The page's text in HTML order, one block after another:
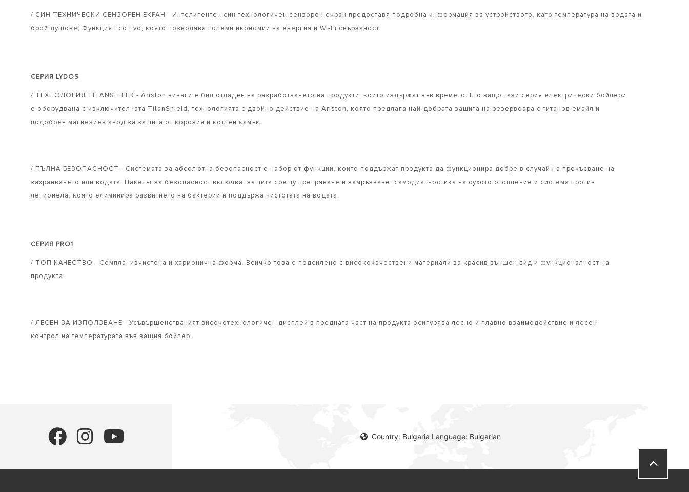
/ СИН ТЕХНИЧЕСКИ СЕНЗОРЕН ЕКРАН - Интелигентен син технологичен сензорен екран предоставя подробна информация за устройството, като температура на водата и
брой душове; Функция Eco Evo, която позволява големи икономии на енергия и Wi-Fi свързаност.
СЕРИЯ LYDOS
/ ТЕХНОЛОГИЯ TITANSHIELD - Ariston винаги е бил отдаден на разработването на продукти, които издържат във времето. Ето защо тази серия електрически бойлери
е оборудвана с изключителната TitanShield, технологията с двойно действие на Ariston, която предлага най-добрата защита на резервоара с титанов емайл и
подобрен магнезиев анод за защита от корозия и котлен камък.
/ ПЪЛНА БЕЗОПАСНОСТ - Системата за абсолютна безопасност е набор от функции, които поддържат продукта да функционира добре в случай на прекъсване на
захранването или водата. Пакетът за безопасност включва: защита срещу прегряване и замръзване, самодиагностика на сухото отопление и система против
легионела, която елиминира развитието на бактерии и поддържа чистотата на водата.
СЕРИЯ PRO1
/ ТОП КАЧЕСТВО - Семпла, изчистена и хармонична форма. Всичко това е подсилено с висококачествени материали за красив външен вид и функционалност на
продукта.
/ ЛЕСЕН ЗА ИЗПОЛЗВАНЕ - Усъвършенстваният високотехнологичен дисплей в предната част на продукта осигурява лесно и плавно взаимодействие и лесен
контрол на температурата във вашия бойлер.
Country: Bulgaria Language: Bulgarian